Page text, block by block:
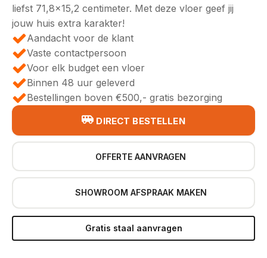
€44,95.
€37,95.
liefst 71,8x15,2 centimeter. Met deze vloer geef jij
jouw huis extra karakter!
Aandacht voor de klant
Vaste contactpersoon
Voor elk budget een vloer
Binnen 48 uur geleverd
Bestellingen boven €500,- gratis bezorging
DIRECT BESTELLEN
OFFERTE AANVRAGEN
SHOWROOM AFSPRAAK MAKEN
Gratis staal aanvragen